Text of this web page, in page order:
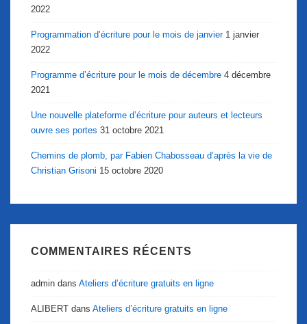
2022
Programmation d’écriture pour le mois de janvier 1 janvier
2022
Programme d’écriture pour le mois de décembre 4 décembre
2021
Une nouvelle plateforme d’écriture pour auteurs et lecteurs
ouvre ses portes 31 octobre 2021
Chemins de plomb, par Fabien Chabosseau d’après la vie de
Christian Grisoni 15 octobre 2020
COMMENTAIRES RÉCENTS
admin dans Ateliers d’écriture gratuits en ligne
ALIBERT dans Ateliers d’écriture gratuits en ligne